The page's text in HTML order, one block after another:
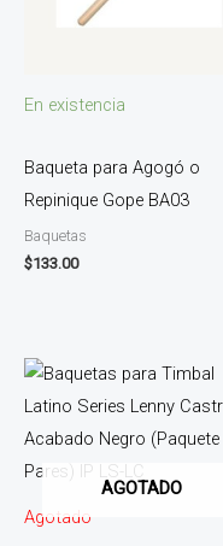
En existencia
Baqueta para Agogó o
Repinique Gope BA03
Baquetas
$133.00
AGOTADO
Agotado